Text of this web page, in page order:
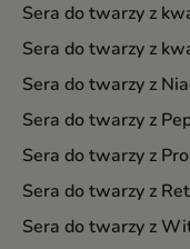
Sera do twarzy z
Sera do twarzy z
Sera do twarzy z
Sera do twarzy z
Sera do twarzy z
Sera do twarzy z
Sera do twarzy z